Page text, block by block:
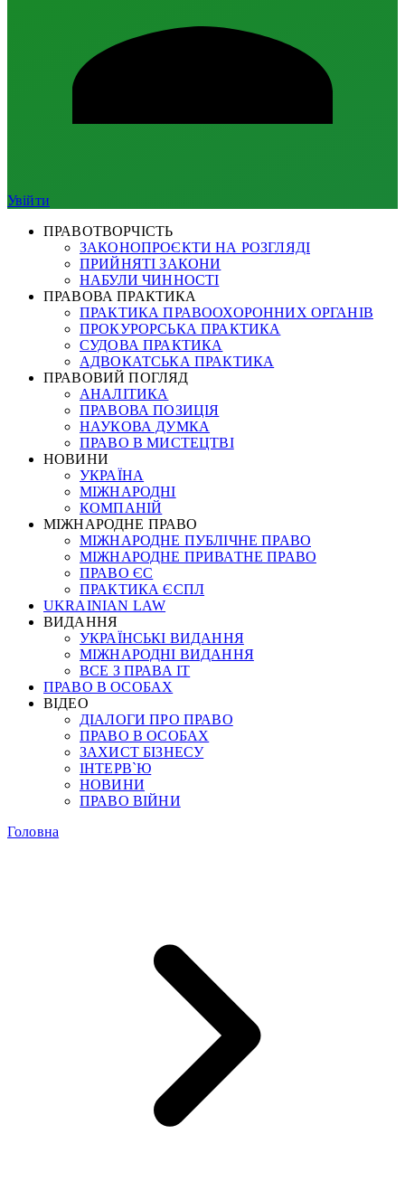
Увійти
ПРАВОТВОРЧІСТЬ
ЗАКОНОПРОЄКТИ НА РОЗГЛЯДІ
ПРИЙНЯТІ ЗАКОНИ
НАБУЛИ ЧИННОСТІ
ПРАВОВА ПРАКТИКА
ПРАКТИКА ПРАВООХОРОННИХ ОРГАНІВ
ПРОКУРОРСЬКА ПРАКТИКА
СУДОВА ПРАКТИКА
АДВОКАТСЬКА ПРАКТИКА
ПРАВОВИЙ ПОГЛЯД
АНАЛІТИКА
ПРАВОВА ПОЗИЦІЯ
НАУКОВА ДУМКА
ПРАВО В МИСТЕЦТВІ
НОВИНИ
УКРАЇНА
МІЖНАРОДНІ
КОМПАНІЙ
МІЖНАРОДНЕ ПРАВО
МІЖНАРОДНЕ ПУБЛІЧНЕ ПРАВО
МІЖНАРОДНЕ ПРИВАТНЕ ПРАВО
ПРАВО ЄС
ПРАКТИКА ЄСПЛ
UKRAINIAN LAW
ВИДАННЯ
УКРАЇНСЬКІ ВИДАННЯ
МІЖНАРОДНІ ВИДАННЯ
ВСЕ З ПРАВА ІТ
ПРАВО В ОСОБАХ
ВІДЕО
ДІАЛОГИ ПРО ПРАВО
ПРАВО В ОСОБАХ
ЗАХИСТ БІЗНЕСУ
ІНТЕРВ`Ю
НОВИНИ
ПРАВО ВІЙНИ
Головна